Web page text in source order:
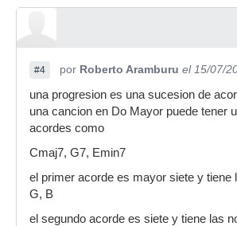
#4 por Roberto Aramburu el 15/07/
una progresion es una sucesion de
una cancion en Do Mayor puede tener
acordes como
Cmaj7, G7, Emin7
el primer acorde es mayor siete y tiene
G, B
el segundo acorde es siete y tiene las